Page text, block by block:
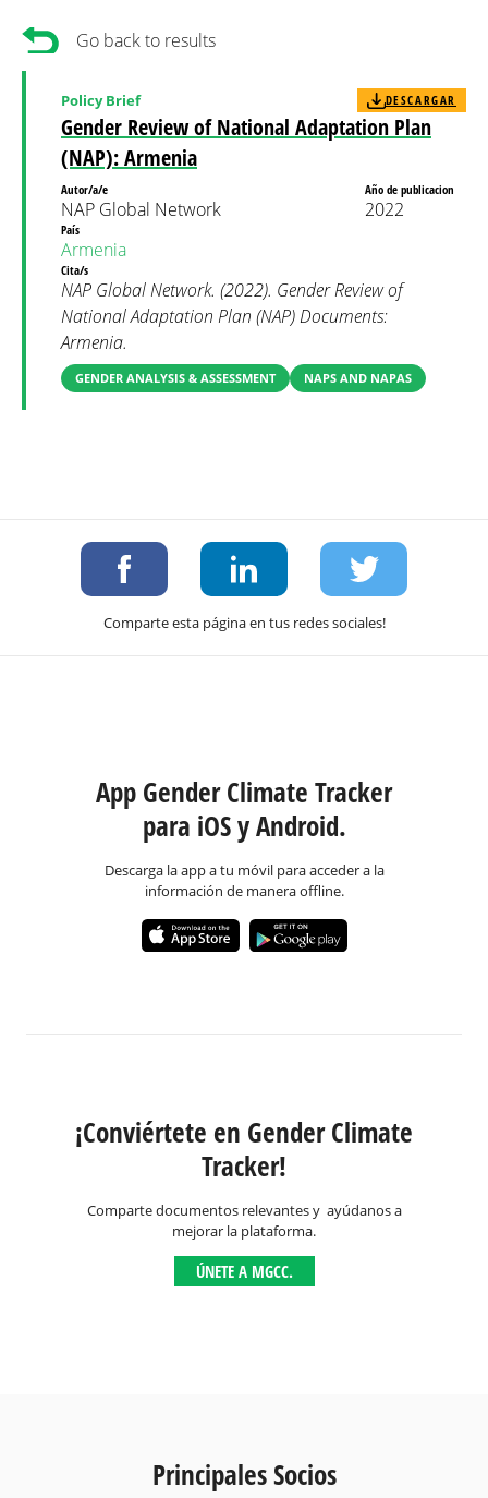
Go back to results
Gender Review of National Adaptation Plan
(NAP): Armenia
Policy Brief DESCARGAR
Autor/a/e
NAP Global Network
Año de publicacion
2022
País
Armenia
Cita/s
NAP Global Network. (2022). Gender Review of
National Adaptation Plan (NAP) Documents:
Armenia.
GENDER ANALYSIS & ASSESSMENT NAPS AND NAPAS
Comparte esta página en tus redes sociales!
App Gender Climate Tracker
para iOS y Android.
Descarga la app a tu móvil para acceder a la
información de manera offline.
¡Conviértete en Gender Climate
Tracker!
Comparte documentos relevantes y ayúdanos a
mejorar la plataforma.
ÚNETE A MGCC.
Principales Socios